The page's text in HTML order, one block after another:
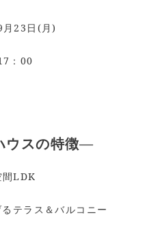
23日(月)
：00
ウスの特徴—
間LDK
テラス＆バルコニー